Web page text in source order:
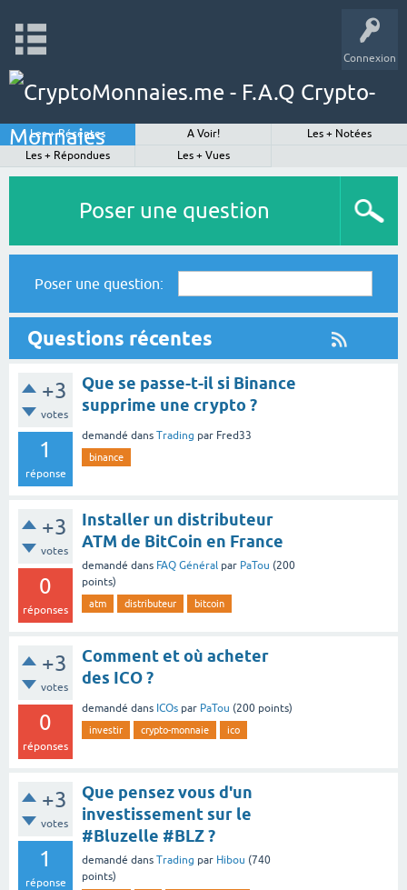
Connexion
Les + Récentes A Voir!
Les + Notées
Les + Répondues
Les + Vues
Poser une question
Poser une question:
Questions récentes
+3
votes
1
réponse
Que se passe-t-il si Binance
supprime une crypto ?
demandé dans Trading par Fred33
binance
+3
votes
0
réponses
Installer un distributeur
ATM de BitCoin en France
demandé dans FAQ Général par PaTou (200
points)
atm distributeur bitcoin
+3
votes
0
réponses
Comment et où acheter
des ICO ?
demandé dans ICOs par PaTou (200 points)
investir crypto-monnaie ico
+3
votes
1
réponse
Que pensez vous d'un
investissement sur le
#Bluzelle #BLZ ?
demandé dans Trading par Hibou (740
points)